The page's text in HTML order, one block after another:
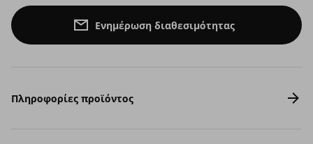
Ενημέρωση διαθεσιμότητας
Πληροφορίες προϊόντος